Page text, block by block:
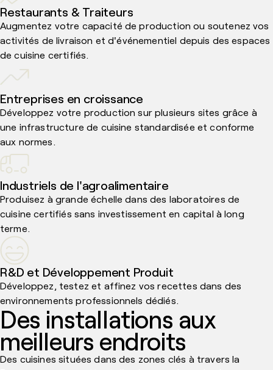
Restaurants & Traiteurs
Augmentez votre capacité de production ou soutenez vos
activités de livraison et d'événementiel depuis des espaces
de cuisine certifiés.
Entreprises en croissance
Développez votre production sur plusieurs sites grâce à
une infrastructure de cuisine standardisée et conforme
aux normes.
Industriels de l'agroalimentaire
Produisez à grande échelle dans des laboratoires de
cuisine certifiés sans investissement en capital à long
terme.
R&D et Développement Produit
Développez, testez et affinez vos recettes dans des
environnements professionnels dédiés.
Des installations aux
meilleurs endroits
Des cuisines situées dans des zones clés à travers la